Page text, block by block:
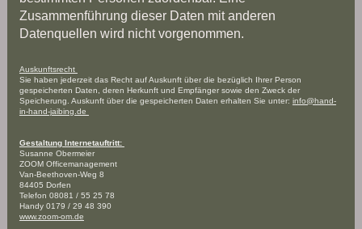
Zusammenführung dieser Daten mit anderen
Datenquellen wird nicht vorgenommen.
Auskunftsrecht
Sie haben jederzeit das Recht auf Auskunft über die bezüglich Ihrer Person
gespeicherten Daten, deren Herkunft und Empfänger sowie den Zweck der
Speicherung. Auskunft über die gespeicherten Daten erhalten Sie unter: info@hand-
in-hand-jaibing.de
Gestaltung Internetauftritt:
Susanne Obermeier
ZOOM Officemanagement
Van-Beethoven-Weg 8
84405 Dorfen
Telefon 08081 / 55 25 78
Handy 0179 / 29 48 390
www.zoom-om.de